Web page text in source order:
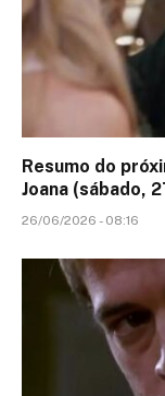
Resumo do
Joana (sábado,
26/06/2026 - 08:16